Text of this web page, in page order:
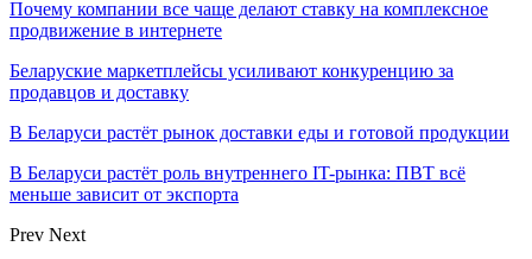
Почему компании все чаще делают ставку на комплексное
продвижение в интернете
Беларуские маркетплейсы усиливают конкуренцию за
продавцов и доставку
В Беларуси растёт рынок доставки еды и готовой продукции
В Беларуси растёт роль внутреннего IT-рынка: ПВТ всё
меньше зависит от экспорта
Prev Next